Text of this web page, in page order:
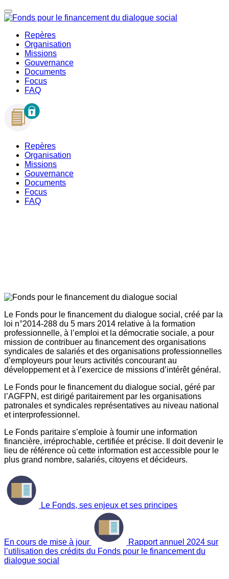
Repères
Organisation
Missions
Gouvernance
Documents
Focus
FAQ
Repères
Organisation
Missions
Gouvernance
Documents
Focus
FAQ
Le Fonds pour le financement du dialogue social, créé par la
loi n°2014-288 du 5 mars 2014 relative à la formation
professionnelle, à l’emploi et la démocratie sociale, a pour
mission de contribuer au financement des organisations
syndicales de salariés et des organisations professionnelles
d’employeurs pour leurs activités concourant au
développement et à l’exercice de missions d’intérêt général.
Le Fonds pour le financement du dialogue social, géré par
l’AGFPN, est dirigé paritairement par les organisations
patronales et syndicales représentatives au niveau national
et interprofessionnel.
Le Fonds paritaire s’emploie à fournir une information
financière, irréprochable, certifiée et précise. Il doit devenir le
lieu de référence où cette information est accessible pour le
plus grand nombre, salariés, citoyens et décideurs.
Le Fonds, ses enjeux et ses principes
En cours de mise à jour
Rapport annuel 2024 sur
l’utilisation des crédits du Fonds pour le financement du
dialogue social